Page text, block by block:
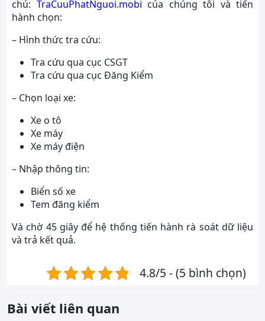
chủ: TraCuuPhatNguoi.mobi của chúng tôi và tiến
hành chọn:
– Hình thức tra cứu:
Tra cứu qua cục CSGT
Tra cứu qua cục Đăng Kiểm
– Chọn loại xe:
Xe o tô
Xe máy
Xe máy điện
– Nhập thông tin:
Biển số xe
Tem đăng kiểm
Và chờ 45 giây để hệ thống tiến hành rà soát dữ liệu
và trả kết quả.
4.8/5 - (5 bình chọn)
Bài viết liên quan